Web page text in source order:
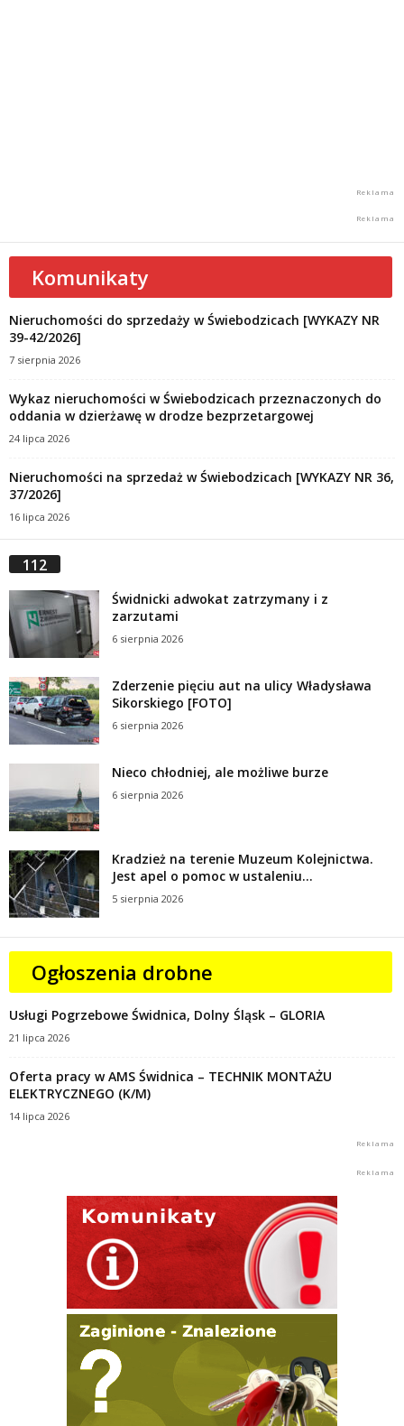
Komunikaty
Nieruchomości do sprzedaży w Świebodzicach [WYKAZY NR
39-42/2026]
7 sierpnia 2026
Wykaz nieruchomości w Świebodzicach przeznaczonych do
oddania w dzierżawę w drodze bezprzetargowej
24 lipca 2026
Nieruchomości na sprzedaż w Świebodzicach [WYKAZY NR 36,
37/2026]
16 lipca 2026
112
Świdnicki adwokat zatrzymany i z
zarzutami
6 sierpnia 2026
Zderzenie pięciu aut na ulicy Władysława
Sikorskiego [FOTO]
6 sierpnia 2026
Nieco chłodniej, ale możliwe burze
6 sierpnia 2026
Kradzież na terenie Muzeum Kolejnictwa.
Jest apel o pomoc w ustaleniu...
5 sierpnia 2026
Ogłoszenia drobne
Usługi Pogrzebowe Świdnica, Dolny Śląsk – GLORIA
21 lipca 2026
Oferta pracy w AMS Świdnica – TECHNIK MONTAŻU
ELEKTRYCZNEGO (K/M)
14 lipca 2026